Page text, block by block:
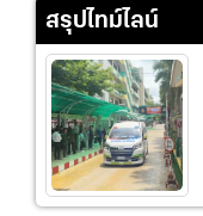
วอนแฟนบอลร่วมกัน
ดูแล
สรุปไทม์ไลน์